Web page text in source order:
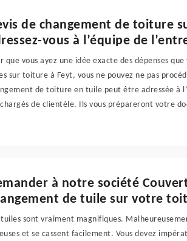
de changement de toiture
vous à l’équipe de
que vous ayez une idée exacte des dépenses
sur toiture à Feyt, vous ne pouvez ne pas
de toiture en tuile peut être adressée à
chargés de clientèle. Ils vous prépareront votre
à notre société
de tuile sur votre
tuiles sont vraiment magnifiques.
et se cassent facilement. Vous devez